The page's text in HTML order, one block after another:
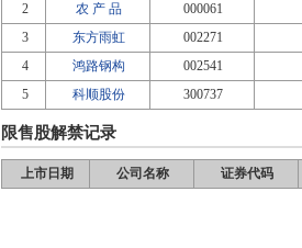
2
农 产 品
000061
3
东方雨虹
002271
4
鸿路钢构
002541
5
科顺股份 300737
限售股解禁记录
上市日期 公司名称 证券代码